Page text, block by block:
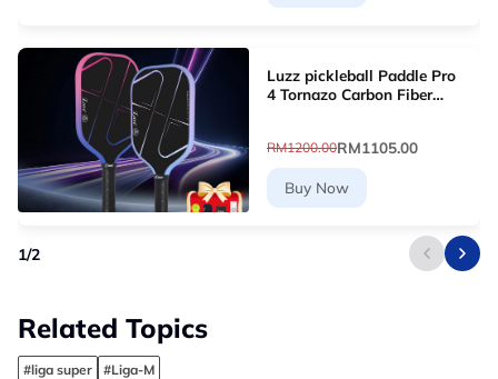
Luzz pickleball Paddle Pro
4 Tornazo Carbon Fiber
RM1200.00RM1105.00
Buy Now
1/2
Related Topics
#liga super #Liga-M